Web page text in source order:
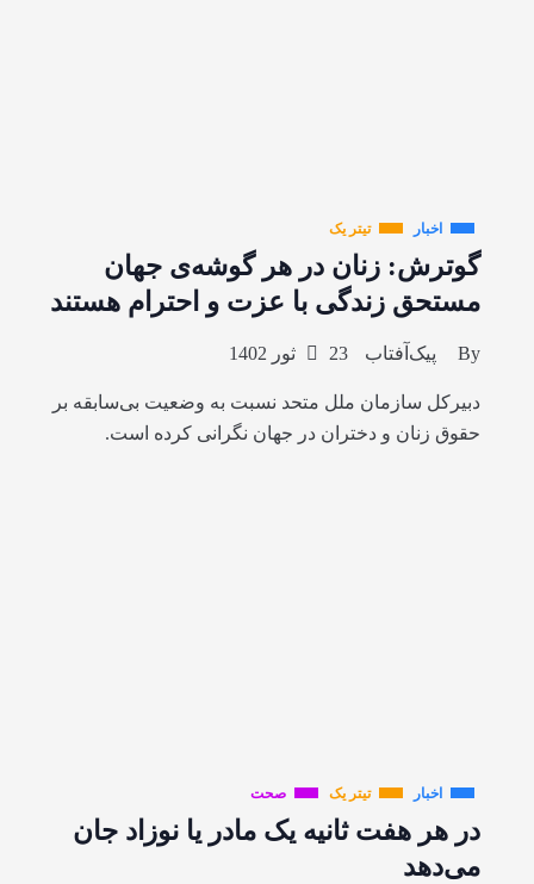
اخبار تیتر یک
گوترش: زنان در هر گوشه‌ی جهان
مستحق زندگی با عزت و احترام هستند
By پیک‌آفتاب 23 ثور 1402
دبیرکل سازمان ملل متحد نسبت به وضعیت بی‌سابقه بر
حقوق زنان و دختران در جهان نگرانی کرده است.
اخبار تیتر یک صحت
در هر هفت ثانیه یک مادر یا نوزاد جان
می‌دهد